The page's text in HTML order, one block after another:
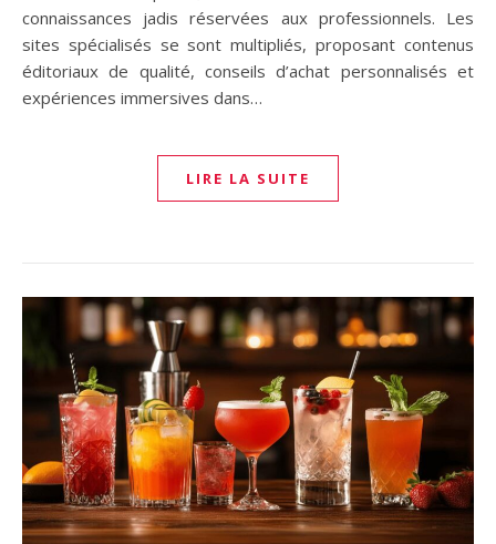
connaissances jadis réservées aux professionnels. Les
sites spécialisés se sont multipliés, proposant contenus
éditoriaux de qualité, conseils d’achat personnalisés et
expériences immersives dans…
LIRE LA SUITE